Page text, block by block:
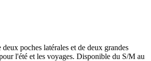
poches latérales et de deux grandes
l'été et les voyages. Disponible du S/M au